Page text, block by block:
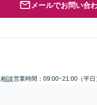
メールでお問い合
談営業時間：09:00~21:00（平日